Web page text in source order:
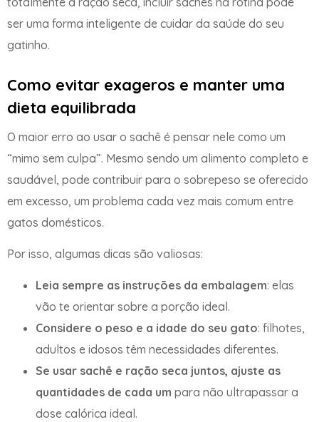
ser uma forma inteligente de cuidar da saúde do seu
gatinho.
Como evitar exageros e manter uma
dieta equilibrada
O maior erro ao usar o sachê é pensar nele como um
“mimo sem culpa”. Mesmo sendo um alimento completo e
saudável, pode contribuir para o sobrepeso se oferecido
em excesso, um problema cada vez mais comum entre
gatos domésticos.
Por isso, algumas dicas são valiosas:
Leia sempre as instruções da embalagem: elas
vão te orientar sobre a porção ideal.
Considere o peso e a idade do seu gato: filhotes,
adultos e idosos têm necessidades diferentes.
Se usar sachê e ração seca juntos, ajuste as
quantidades de cada um para não ultrapassar a
dose calórica ideal.